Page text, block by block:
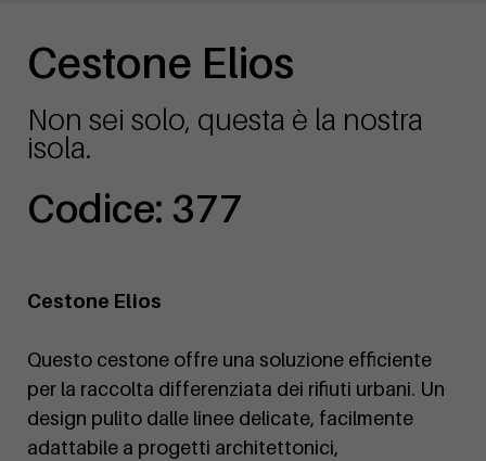
Cestone Elios
Non sei solo, questa è la nostra
isola.
Codice: 377
Cestone Elios
Questo cestone offre una soluzione efficiente
per la raccolta differenziata dei rifiuti urbani. Un
design pulito dalle linee delicate, facilmente
adattabile a progetti architettonici,